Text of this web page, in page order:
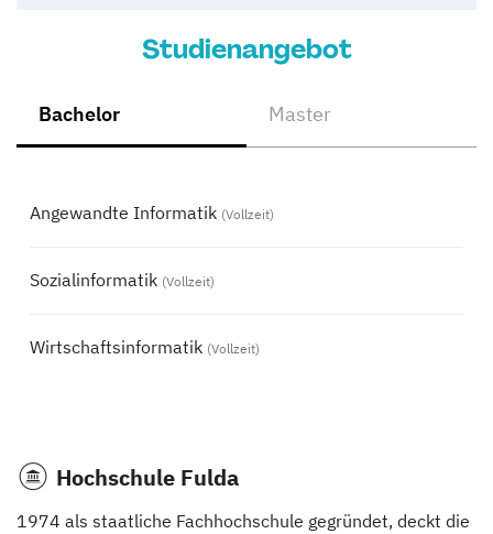
Studienangebot
Bachelor Master
Angewandte Informatik (Vollzeit)
Sozialinformatik (Vollzeit)
Wirtschaftsinformatik (Vollzeit)
Hochschule Fulda
1974 als staatliche Fachhochschule gegründet, deckt die